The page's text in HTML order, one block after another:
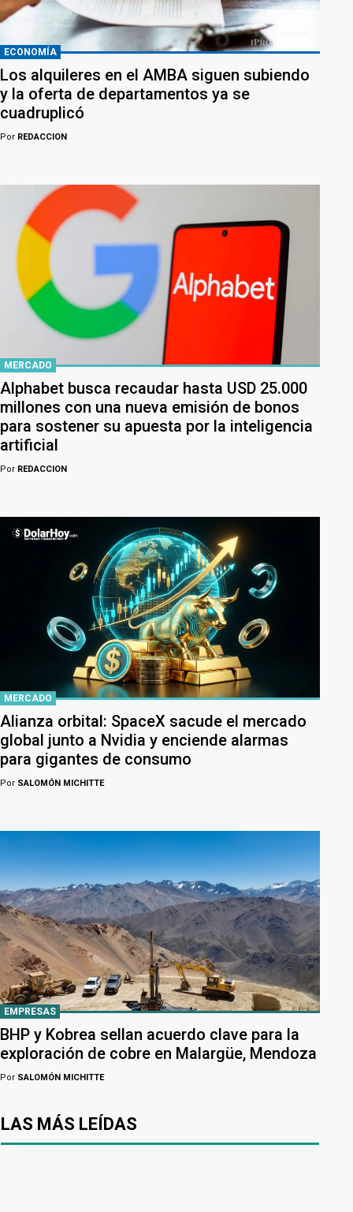
ECONOMÍA
Los alquileres en el AMBA siguen subiendo
y la oferta de departamentos ya se
cuadruplicó
Por REDACCION
MERCADO
Alphabet busca recaudar hasta USD 25.000
millones con una nueva emisión de bonos
para sostener su apuesta por la inteligencia
artificial
Por REDACCION
MERCADO
Alianza orbital: SpaceX sacude el mercado
global junto a Nvidia y enciende alarmas
para gigantes de consumo
Por SALOMÓN MICHITTE
EMPRESAS
BHP y Kobrea sellan acuerdo clave para la
exploración de cobre en Malargüe, Mendoza
Por SALOMÓN MICHITTE
LAS MÁS LEÍDAS